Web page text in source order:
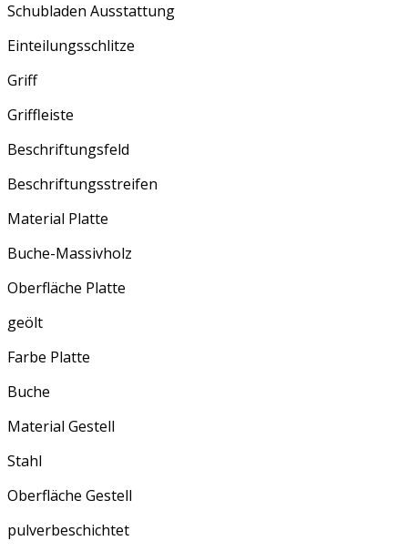
Schubladen Ausstattung
Einteilungsschlitze
Griff
Griffleiste
Beschriftungsfeld
Beschriftungsstreifen
Material Platte
Buche-Massivholz
Oberfläche Platte
geölt
Farbe Platte
Buche
Material Gestell
Stahl
Oberfläche Gestell
pulverbeschichtet